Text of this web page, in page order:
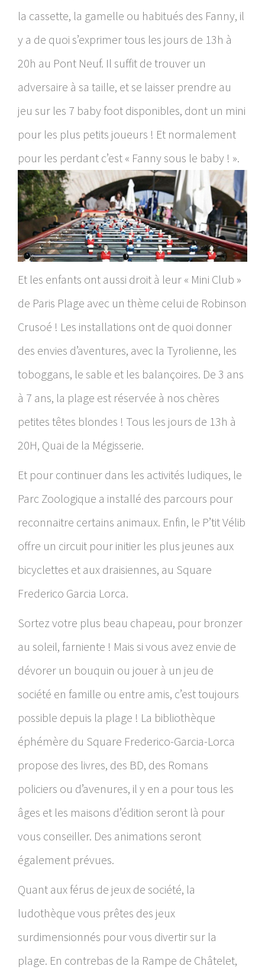
la cassette, la gamelle ou habitués des Fanny, il
y a de quoi s’exprimer tous les jours de 13h à
20h au Pont Neuf. Il suffit de trouver un
adversaire à sa taille, et se laisser prendre au
jeu sur les 7 baby foot disponibles, dont un mini
pour les plus petits joueurs ! Et normalement
pour les perdant c’est « Fanny sous le baby ! ».
Et les enfants ont aussi droit à leur « Mini Club »
de Paris Plage avec un thème celui de Robinson
Crusoé ! Les installations ont de quoi donner
des envies d’aventures, avec la Tyrolienne, les
toboggans, le sable et les balançoires. De 3 ans
à 7 ans, la plage est réservée à nos chères
petites têtes blondes ! Tous les jours de 13h à
20H, Quai de la Mégisserie.
Et pour continuer dans les activités ludiques, le
Parc Zoologique a installé des parcours pour
reconnaitre certains animaux. Enfin, le P’tit Vélib
offre un circuit pour initier les plus jeunes aux
bicyclettes et aux draisiennes, au Square
Frederico Garcia Lorca.
Sortez votre plus beau chapeau, pour bronzer
au soleil, farniente ! Mais si vous avez envie de
dévorer un bouquin ou jouer à un jeu de
société en famille ou entre amis, c’est toujours
possible depuis la plage ! La bibliothèque
éphémère du Square Frederico-Garcia-Lorca
propose des livres, des BD, des Romans
policiers ou d’avenures, il y en a pour tous les
âges et les maisons d’édition seront là pour
vous conseiller. Des animations seront
également prévues.
Quant aux férus de jeux de société, la
ludothèque vous prêtes des jeux
surdimensionnés pour vous divertir sur la
plage. En contrebas de la Rampe de Châtelet,